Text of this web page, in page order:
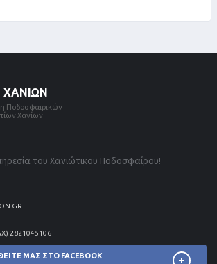
ΧΑΝΊΩΝ
Ποδοσφαιρικών
Χανίων
του Χανιώτικου Ποδοσφαίρου!
2821045106
ΜΑΣ ΣΤΟ FACEBOOK